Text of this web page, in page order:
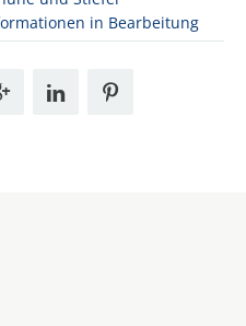
in Bearbeitung